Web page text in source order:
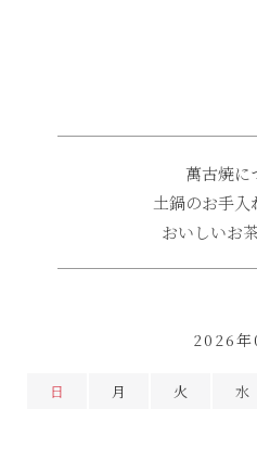
萬古焼に
土鍋のお手入
おいしいお
2026年
日 月 火 水